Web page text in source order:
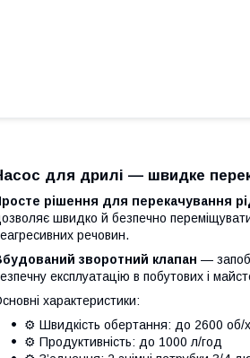
для дрилі — швидке
рішення для перекачування
швидко й безпечно
речовин.
зворотний клапан —
експлуатацію в побутових і
характеристики:
⚙️ Швидкість обертання: до 2600 об/
⚙️ Продуктивність: до 1000 л/год